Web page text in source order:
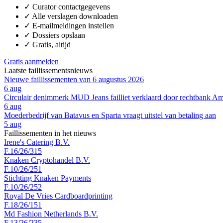
✓ Curator contactgegevens
✓ Alle verslagen downloaden
✓ E-mailmeldingen instellen
✓ Dossiers opslaan
✓ Gratis, altijd
Gratis aanmelden
Laatste faillissementsnieuws
Nieuwe faillissementen van 6 augustus 2026
6 aug
Circulair denimmerk MUD Jeans failliet verklaard door rechtbank
6 aug
Moederbedrijf van Batavus en Sparta vraagt uitstel van betaling aan
5 aug
Faillissementen in het nieuws
Irene's Catering B.V.
F.16/26/315
Knaken Cryptohandel B.V.
F.10/26/251
Stichting Knaken Payments
F.10/26/252
Royal De Vries Cardboardprinting
F.18/26/151
Md Fashion Netherlands B.V.